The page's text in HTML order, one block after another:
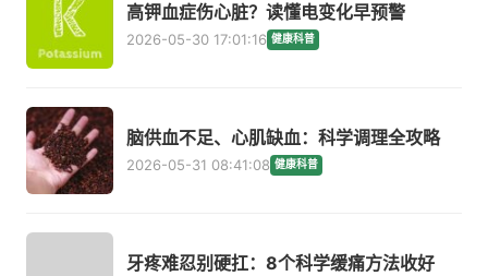
高钾血症伤心脏？读懂电变化早预警
2026-05-30 17:01:16 健康科普
脑供血不足、心肌缺血：科学调理全攻略
2026-05-31 08:41:08 健康科普
牙疼难忍别硬扛：8个科学缓痛方法收好